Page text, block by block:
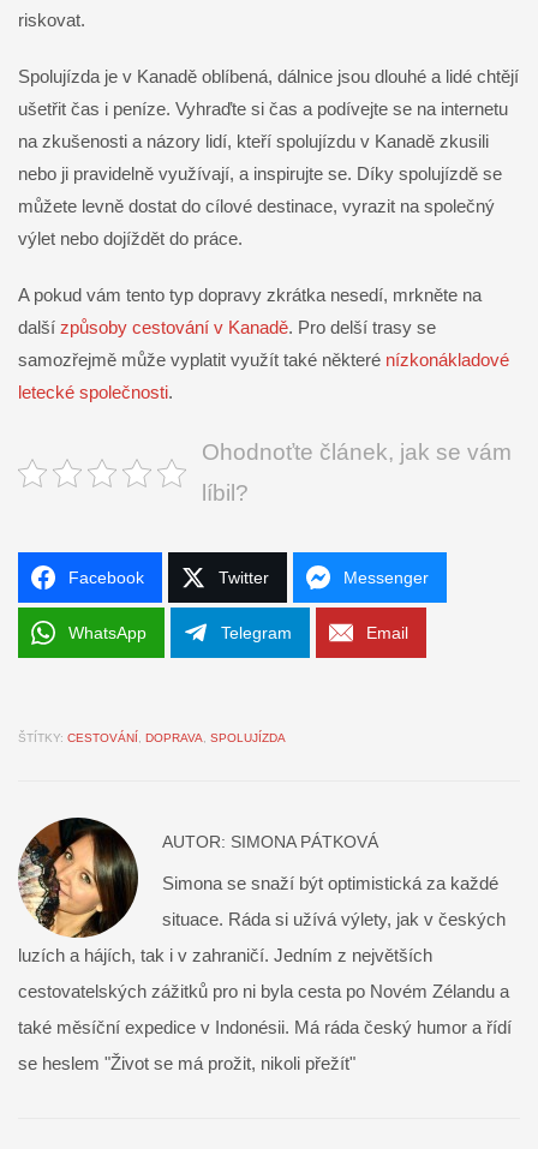
riskovat.
Spolujízda je v Kanadě oblíbená, dálnice jsou dlouhé a lidé chtějí
ušetřit čas i peníze. Vyhraďte si čas a podívejte se na internetu
na zkušenosti a názory lidí, kteří spolujízdu v Kanadě zkusili
nebo ji pravidelně využívají, a inspirujte se. Díky spolujízdě se
můžete levně dostat do cílové destinace, vyrazit na společný
výlet nebo dojíždět do práce.
A pokud vám tento typ dopravy zkrátka nesedí, mrkněte na
další způsoby cestování v Kanadě. Pro delší trasy se
samozřejmě může vyplatit využít také některé nízkonákladové
letecké společnosti.
Ohodnoťte článek, jak se vám
líbil?
Facebook Twitter Messenger
WhatsApp Telegram Email
ŠTÍTKY: CESTOVÁNÍ DOPRAVA SPOLUJÍZDA
AUTOR: SIMONA PÁTKOVÁ
Simona se snaží být optimistická za každé
situace. Ráda si užívá výlety, jak v českých
luzích a hájích, tak i v zahraničí. Jedním z největších
cestovatelských zážitků pro ni byla cesta po Novém Zélandu a
také měsíční expedice v Indonésii. Má ráda český humor a řídí
se heslem "Život se má prožit, nikoli přežít"